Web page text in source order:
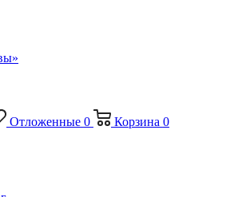
Отложенные 0 Корзина 0